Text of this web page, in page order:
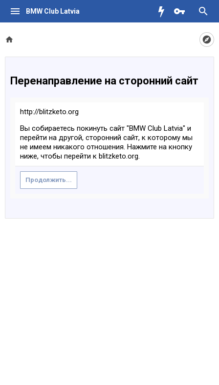
BMW Club Latvia
Перенаправление на сторонний сайт
http://blitzketo.org
Вы собираетесь покинуть сайт "BMW Club Latvia" и
перейти на другой, сторонний сайт, к которому мы
не имеем никакого отношения. Нажмите на кнопку
ниже, чтобы перейти к blitzketo.org.
Продолжить...